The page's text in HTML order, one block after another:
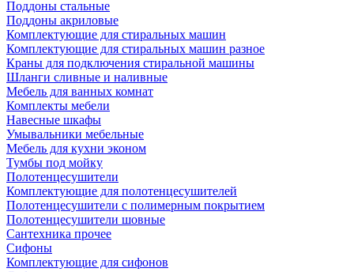
Поддоны стальные
Поддоны акриловые
Комплектующие для стиральных машин
Комплектующие для стиральных машин разное
Краны для подключения стиральной машины
Шланги сливные и наливные
Мебель для ванных комнат
Комплекты мебели
Навесные шкафы
Умывальники мебельные
Мебель для кухни эконом
Тумбы под мойку
Полотенцесушители
Комплектующие для полотенцесушителей
Полотенцесушители с полимерным покрытием
Полотенцесушители шовные
Сантехника прочее
Сифоны
Комплектующие для сифонов